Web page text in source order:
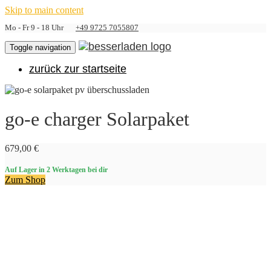
Skip to main content
Mo - Fr 9 - 18 Uhr +49 9725 7055807
Toggle navigation
zurück zur startseite
go-e charger Solarpaket
679,00 €
Auf Lager in 2 Werktagen bei dir
Zum Shop